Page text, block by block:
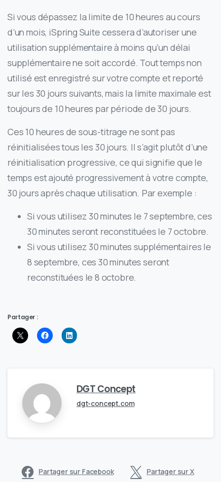
Si vous dépassez la limite de 10 heures au cours
d’un mois, iSpring Suite cessera d’autoriser une
utilisation supplémentaire à moins qu’un délai
supplémentaire ne soit accordé. Tout temps non
utilisé est enregistré sur votre compte et reporté
sur les 30 jours suivants, mais la limite maximale est
toujours de 10 heures par période de 30 jours.
Ces 10 heures de sous-titrage ne sont pas
réinitialisées tous les 30 jours. Il s’agit plutôt d’une
réinitialisation progressive, ce qui signifie que le
temps est ajouté progressivement à votre compte,
30 jours après chaque utilisation. Par exemple :
Si vous utilisez 30 minutes le 7 septembre, ces
30 minutes seront reconstituées le 7 octobre.
Si vous utilisez 30 minutes supplémentaires le
8 septembre, ces 30 minutes seront
reconstituées le 8 octobre.
Partager :
DGT Concept
dgt-concept.com
Partager sur Facebook Partager sur X